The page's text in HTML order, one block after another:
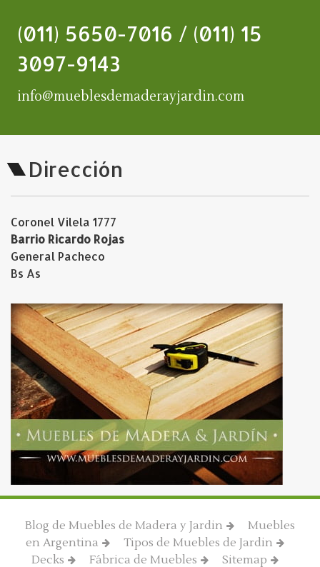
(011) 5650-7016 / (011) 15
3097-9143
info@mueblesdemaderayjardin.com
Dirección
Coronel Vilela 1777
Barrio Ricardo Rojas
General Pacheco
Bs As
Blog de Muebles de Madera y Jardin
Muebles
en Argentina
Tipos de Muebles de Jardin
Decks
Fábrica de Muebles Sitemap